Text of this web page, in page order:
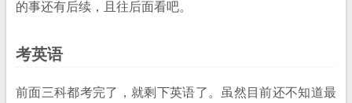
的事还有后续，且往后面看吧。
考英语
前面三科都考完了，就剩下英语了。虽然目前还不知道最